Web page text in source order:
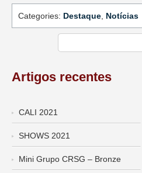
Categories: Destaque Notícias
Artigos recentes
CALI 2021
SHOWS 2021
Mini Grupo CRSG – Bronze